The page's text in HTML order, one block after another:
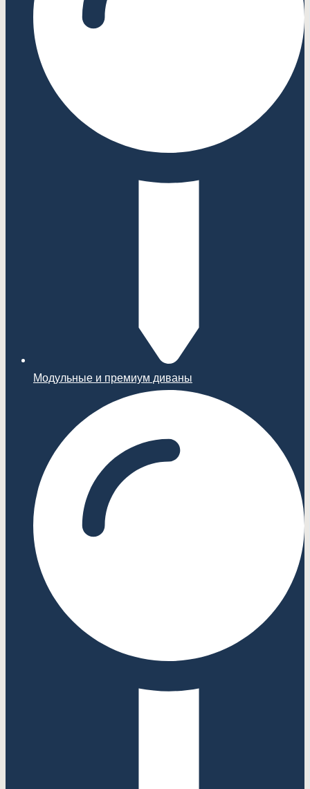
Модульные и премиум диваны